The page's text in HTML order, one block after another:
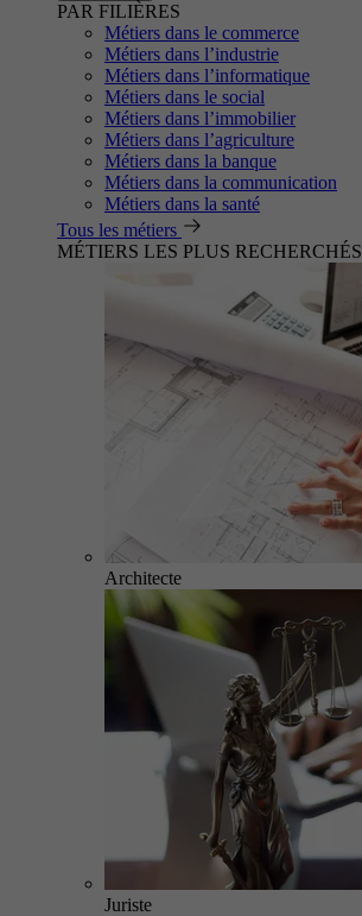
PAR FILIÈRES
Métiers dans le commerce
Métiers dans l’industrie
Métiers dans l’informatique
Métiers dans le social
Métiers dans l’immobilier
Métiers dans l’agriculture
Métiers dans la banque
Métiers dans la communication
Métiers dans la santé
Tous les métiers
MÉTIERS LES PLUS RECHERCHÉS
Architecte
Juriste